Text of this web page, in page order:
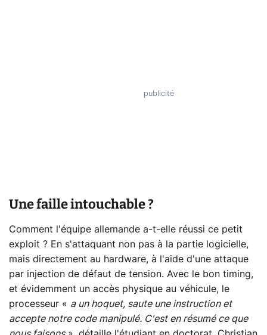
Une faille intouchable ?
Comment l'équipe allemande a-t-elle réussi ce petit
exploit ? En s'attaquant non pas à la partie logicielle,
mais directement au hardware, à l'aide d'une attaque
par injection de défaut de tension. Avec le bon timing,
et évidemment un accès physique au véhicule, le
processeur « a un hoquet, saute une instruction et
accepte notre code manipulé. C'est en résumé ce que